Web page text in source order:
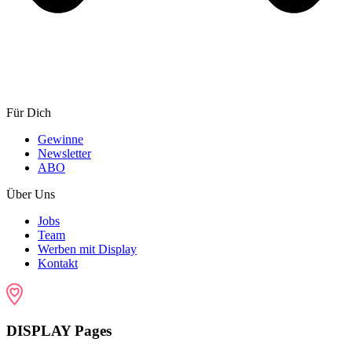
Für Dich
Gewinne
Newsletter
ABO
Über Uns
Jobs
Team
Werben mit Display
Kontakt
DISPLAY Pages